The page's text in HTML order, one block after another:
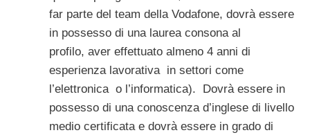
far parte del team della Vodafone, dovrà essere
in possesso di una laurea consona al
profilo, aver effettuato almeno 4 anni di
esperienza lavorativa in settori come
l’elettronica o l’informatica). Dovrà essere in
possesso di una conoscenza d’inglese di livello
medio certificata e dovrà essere in grado di